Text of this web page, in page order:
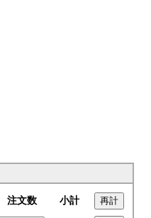
注文数 小計